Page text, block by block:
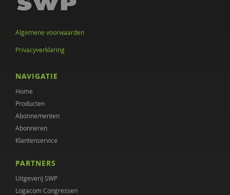
Algemene voorwaarden
Privacyverklaring
NAVIGATIE
Home
Producten
Abonnementen
Abonneren
Klantenservice
PARTNERS
Uitgeverij SWP
Logacom Congressen